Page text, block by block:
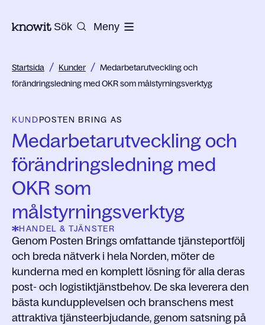
Till startsidan på Knowit
Sök Meny
Startsida / Kunder / Medarbetarutveckling och
förändringsledning med OKR som målstyrningsverktyg
KUNDPOSTEN BRING AS
Medarbetarutveckling och
förändringsledning med
OKR som
målstyrningsverktyg
HANDEL & TJÄNSTER
Genom Posten Brings omfattande tjänsteportfölj
och breda nätverk i hela Norden, möter de
kunderna med en komplett lösning för alla deras
post- och logistiktjänstbehov. De ska leverera den
bästa kundupplevelsen och branschens mest
attraktiva tjänsteerbjudande, genom satsning på